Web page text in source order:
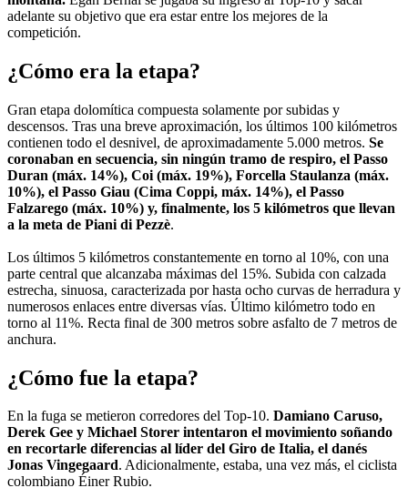
adelante su objetivo que era estar entre los mejores de la
competición.
¿Cómo era la etapa?
Gran etapa dolomítica compuesta solamente por subidas y
descensos. Tras una breve aproximación, los últimos 100 kilómetros
contienen todo el desnivel, de aproximadamente 5.000 metros. Se
coronaban en secuencia, sin ningún tramo de respiro, el Passo
Duran (máx. 14%), Coi (máx. 19%), Forcella Staulanza (máx.
10%), el Passo Giau (Cima Coppi, máx. 14%), el Passo
Falzarego (máx. 10%) y, finalmente, los 5 kilómetros que llevan
a la meta de Piani di Pezzè.
Los últimos 5 kilómetros constantemente en torno al 10%, con una
parte central que alcanzaba máximas del 15%. Subida con calzada
estrecha, sinuosa, caracterizada por hasta ocho curvas de herradura y
numerosos enlaces entre diversas vías. Último kilómetro todo en
torno al 11%. Recta final de 300 metros sobre asfalto de 7 metros de
anchura.
¿Cómo fue la etapa?
En la fuga se metieron corredores del Top-10. Damiano Caruso,
Derek Gee y Michael Storer intentaron el movimiento soñando
en recortarle diferencias al líder del Giro de Italia, el danés
Jonas Vingegaard. Adicionalmente, estaba, una vez más, el ciclista
colombiano Éiner Rubio.